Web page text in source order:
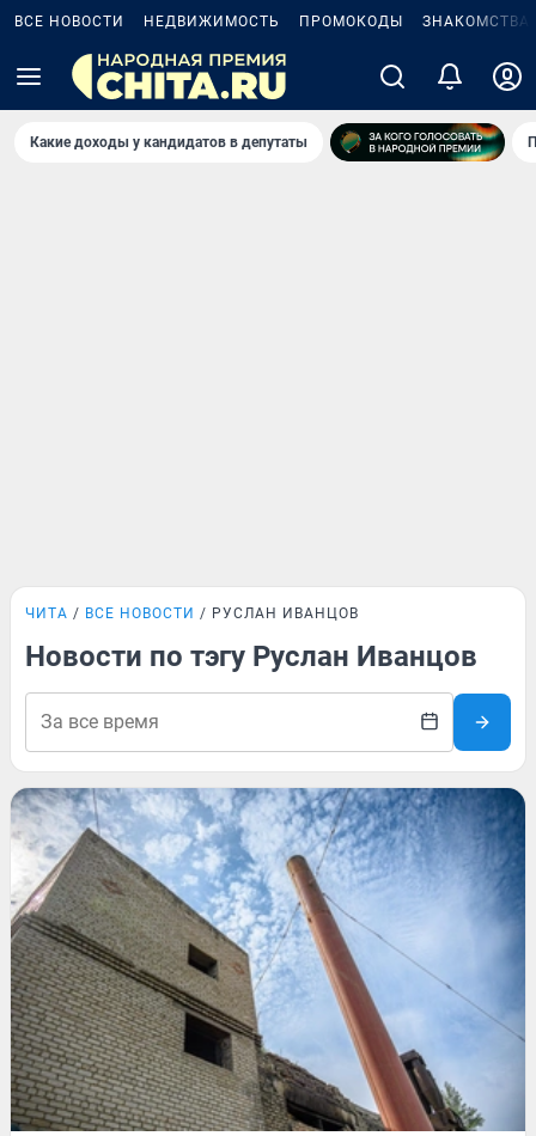
ВСЕ НОВОСТИ НЕДВИЖИМОСТЬ ПРОМОКОДЫ ЗНАКОМСТВА
Какие доходы у кандидатов в депутаты
ЧИТА ВСЕ НОВОСТИ РУСЛАН ИВАНЦОВ
Новости по тэгу Руслан Иванцов